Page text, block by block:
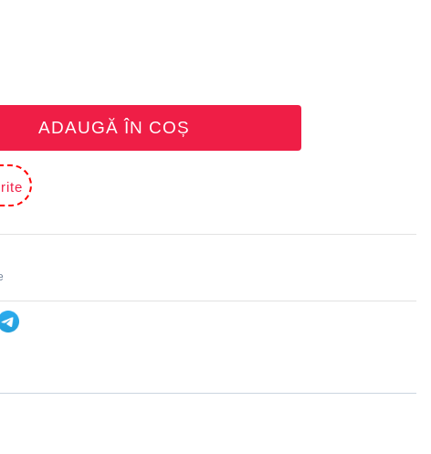
ADAUGĂ ÎN COȘ